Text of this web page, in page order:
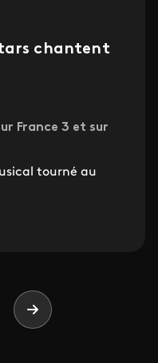
chantent
France 3 et sur
tourné au
Page suivante